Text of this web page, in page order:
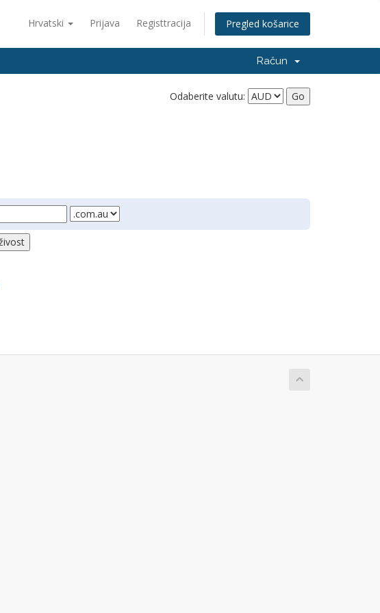
Hrvatski Prijava Registtracija Pregled košarice
Račun
Odaberite valutu: